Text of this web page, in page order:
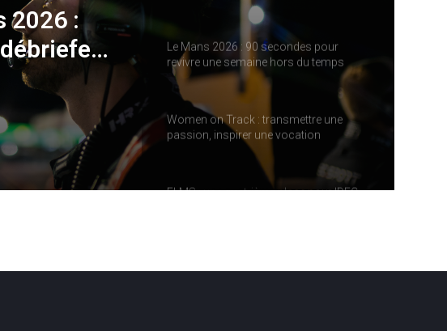
2026 :
Le Mans 2026 : 90 secondes pour
revivre une semaine hors du temps
Women on Track : transmettre une
passion, inspirer une vocation
ELMS : une quatrième place pour IDEC